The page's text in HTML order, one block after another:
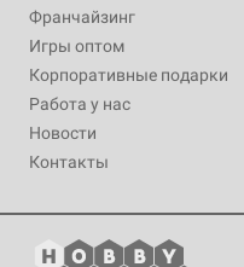
Франчайзинг
Игры оптом
Корпоративные подарки
Работа у нас
Новости
Контакты